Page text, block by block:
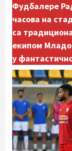
Фудбалере
часова на
са
екипом
у